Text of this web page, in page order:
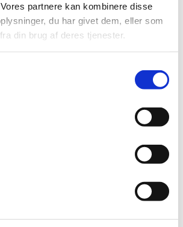
partnere kan kombinere disse
du har givet dem, eller som
din brug af deres tjenester.